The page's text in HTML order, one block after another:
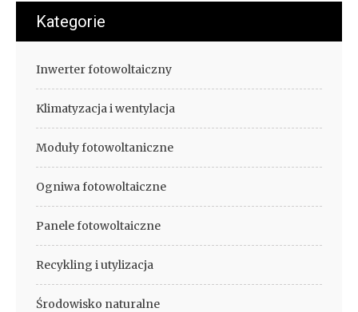
Kategorie
Inwerter fotowoltaiczny
Klimatyzacja i wentylacja
Moduły fotowoltaniczne
Ogniwa fotowoltaiczne
Panele fotowoltaiczne
Recykling i utylizacja
Środowisko naturalne